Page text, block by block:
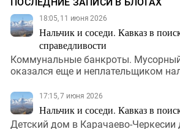
18:05, 11 июня 2026
Нальчик и соседи. Кавказ в
справедливости
Коммунальные банкроты.
оказался еще и неплательщиком
17:15, 7 июня 2026
Нальчик и соседи. Кавказ в
Детский дом в Карачаево-Черкесии